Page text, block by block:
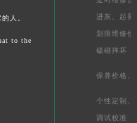
人。
to the
进灰、 起雾
划痕维修价
磕碰摔坏
保养价格、
个性定制、
调试校准